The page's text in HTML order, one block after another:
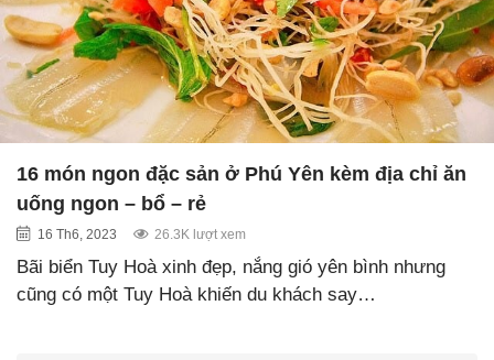
16 món ngon đặc sản ở Phú Yên kèm địa chỉ ăn
uống ngon – bổ – rẻ
16 Th6, 2023 26.3K lượt xem
Bãi biển Tuy Hoà xinh đẹp, nắng gió yên bình nhưng
cũng có một Tuy Hoà khiến du khách say…